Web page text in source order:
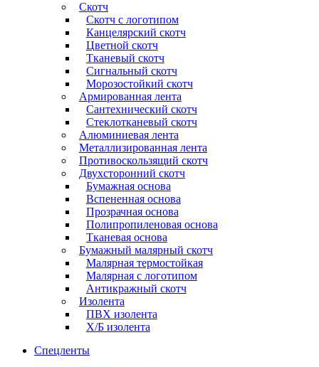
Скотч
Скотч с логотипом
Канцелярский скотч
Цветной скотч
Тканевый скотч
Сигнальный скотч
Морозостойкий скотч
Армированная лента
Сантехнический скотч
Стеклотканевый скотч
Алюминиевая лента
Металлизированная лента
Противоскользящий скотч
Двухсторонний скотч
Бумажная основа
Вспененная основа
Прозрачная основа
Полипропиленовая основа
Тканевая основа
Бумажный малярный скотч
Малярная термостойкая
Малярная с логотипом
Антикражный скотч
Изолента
ПВХ изолента
Х/Б изолента
Спецленты